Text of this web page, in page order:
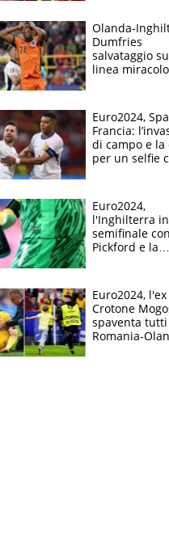
inglesi
Olanda-
Dumfries
salvataggio
linea
montagne
Euro2024,
Francia:
di campo e la
per un selfie
Euro2024,
l'Inghilterra in
semifinale con
Pickford e la
tuffati a
Euro2024, l'ex
Crotone
spaventa
Romania-